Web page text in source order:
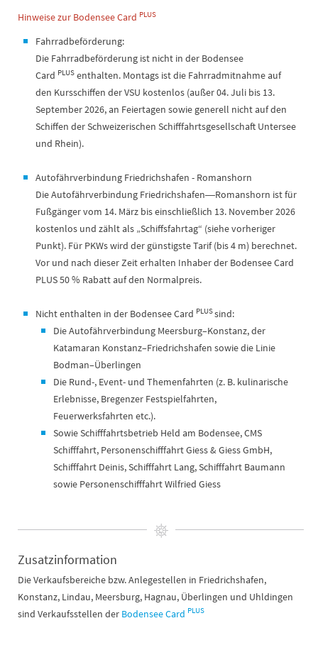
Hinweise zur Bodensee Card PLUS
Fahrradbeförderung:
Die Fahrradbeförderung ist nicht in der Bodensee
Card PLUS enthalten. Montags ist die Fahrradmitnahme auf
den Kursschiffen der VSU kostenlos (außer 04. Juli bis 13.
September 2026, an Feiertagen sowie generell nicht auf den
Schiffen der Schweizerischen Schifffahrtsgesellschaft Untersee
und Rhein).
Autofährverbindung Friedrichshafen - Romanshorn
Die Autofährverbindung Friedrichshafen―Romanshorn ist für
Fußgänger vom 14. März bis einschließlich 13. November 2026
kostenlos und zählt als „Schiffsfahrtag“ (siehe vorheriger
Punkt). Für PKWs wird der günstigste Tarif (bis 4 m) berechnet.
Vor und nach dieser Zeit erhalten Inhaber der Bodensee Card
PLUS 50 % Rabatt auf den Normalpreis.
Nicht enthalten in der Bodensee Card PLUSsind:
Die Autofährverbindung Meersburg–Konstanz, der
Katamaran Konstanz–Friedrichshafen sowie die Linie
Bodman–Überlingen
Die Rund-, Event- und Themenfahrten (z. B. kulinarische
Erlebnisse, Bregenzer Festspielfahrten,
Feuerwerksfahrten etc.).
Sowie Schifffahrtsbetrieb Held am Bodensee, CMS
Schifffahrt, Personenschifffahrt Giess & Giess GmbH,
Schifffahrt Deinis, Schifffahrt Lang, Schifffahrt Baumann
sowie Personenschifffahrt Wilfried Giess
Zusatzinformation
Die Verkaufsbereiche bzw. Anlegestellen in Friedrichshafen,
Konstanz, Lindau, Meersburg, Hagnau, Überlingen und Uhldingen
sind Verkaufsstellen der Bodensee Card PLUS